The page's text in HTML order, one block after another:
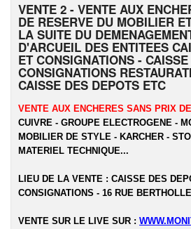
VENTE 2 - VENTE AUX
DE RESERVE DU MOBILIER
LA SUITE DU
D'ARCUEIL DES ENTITEES
ET CONSIGNATIONS -
CONSIGNATIONS
CAISSE DES DEPOTS ETC
VENTE AUX ENCHERES SANS PRIX
CUIVRE - GROUPE ELECTROGENE -
MOBILIER DE STYLE - KARCHER -
MATERIEL TECHNIQUE...
LIEU DE LA VENTE : CAISSE DES
CONSIGNATIONS - 16 RUE
VENTE SUR LE LIVE SUR :